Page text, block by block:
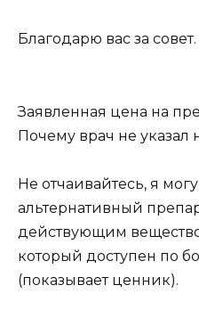
Благодарю вас за
Заявленная цена на
Почему врач не указал
Не отчаивайтесь, я
альтернативный
действующим
который доступен по
(показывает ценник).